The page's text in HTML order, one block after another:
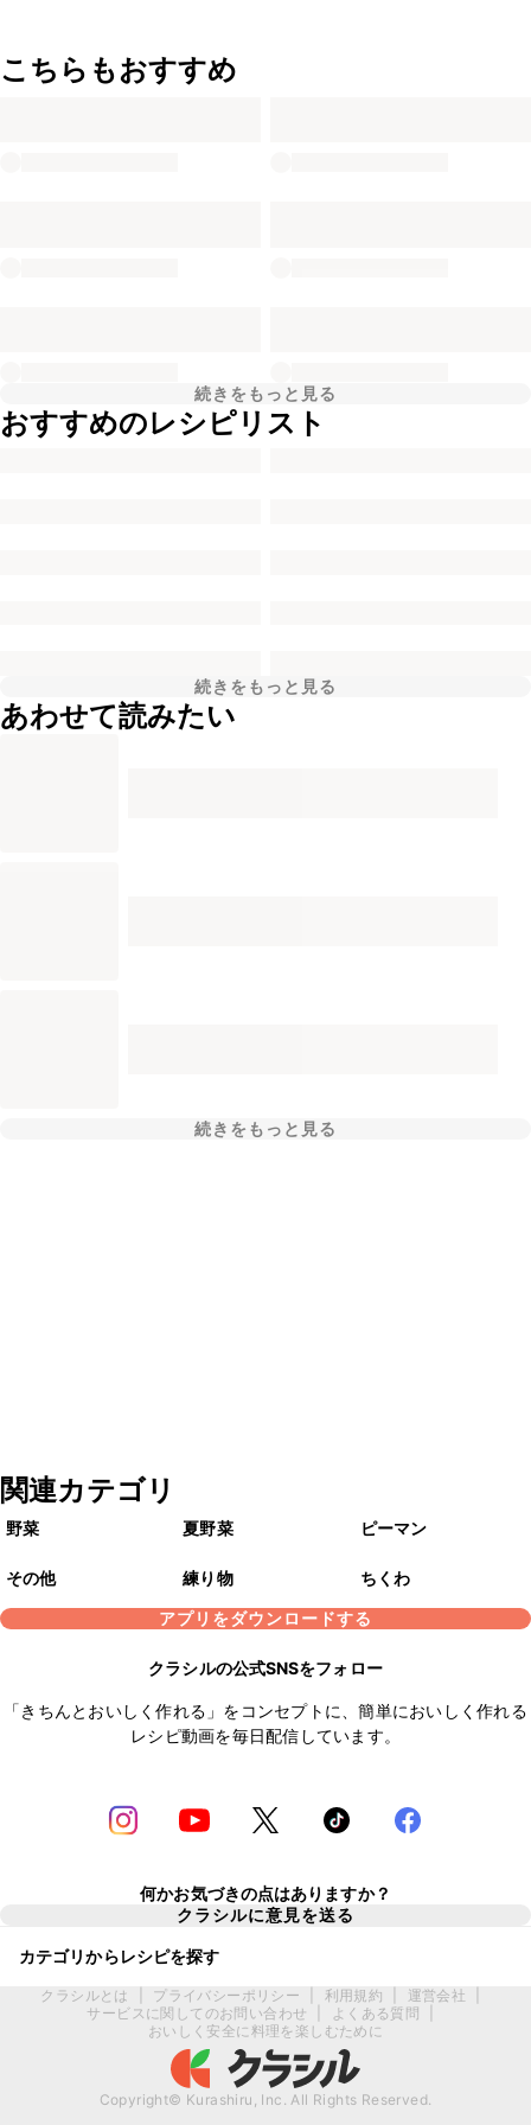
こちらもおすすめ
続きをもっと見る
おすすめのレシピリスト
続きをもっと見る
あわせて読みたい
続きをもっと見る
関連カテゴリ
野菜 夏野菜 ピーマン
その他 練り物
ちくわ
アプリをダウンロードする
クラシルの公式SNSをフォロー
「きちんとおいしく作れる」をコンセプトに、簡単においしく作れる
レシピ動画を毎日配信しています。
何かお気づきの点はありますか？
クラシルに意見を送る
カテゴリからレシピを探す
クラシルとは プライバシーポリシー 利用規約 運営会社
サービスに関してのお問い合わせ
よくある質問
おいしく安全に料理を楽しむために
Copyright© Kurashiru, Inc. All Rights Reserved.